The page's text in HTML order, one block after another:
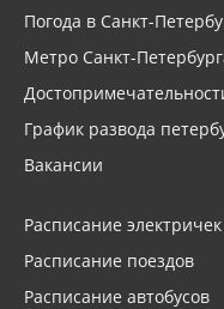
Погода в Санкт-
Метро Санкт-
График развода
Вакансии
Расписание электричек
Расписание поездов
Расписание автобусов